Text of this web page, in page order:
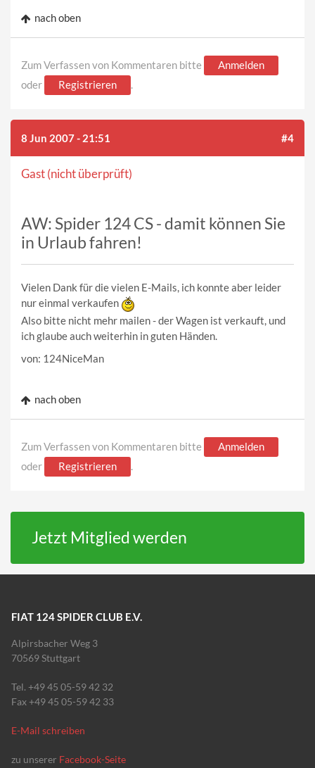
nach oben
Zum Verfassen von Kommentaren bitte
Anmelden
oder
Registrieren .
8 Jun 2007 - 21:51 #4
Gast (nicht überprüft)
AW: Spider 124 CS - damit können Sie
in Urlaub fahren!
Vielen Dank für die vielen E-Mails, ich konnte aber leider
nur einmal verkaufen
Also bitte nicht mehr mailen - der Wagen ist verkauft, und
ich glaube auch weiterhin in guten Händen.
von: 124NiceMan
nach oben
Zum Verfassen von Kommentaren bitte
Anmelden
oder
Registrieren .
Jetzt Mitglied werden
FIAT 124 SPIDER CLUB E.V.
Alpirsbacher Weg 3
70569 Stuttgart
Tel. +49 45 05-59 42 32
Fax +49 45 05-59 42 33
E-Mail schreiben
zu unserer Facebook-Seite